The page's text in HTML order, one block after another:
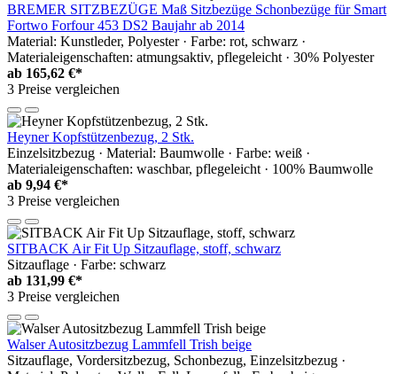
BREMER SITZBEZÜGE Maß Sitzbezüge Schonbezüge für Smart
Fortwo Forfour 453 DS2 Baujahr ab 2014
Material: Kunstleder, Polyester · Farbe: rot, schwarz ·
Materialeigenschaften: atmungsaktiv, pflegeleicht · 30% Polyester
ab 165,62 €*
3 Preise vergleichen
Heyner Kopfstützenbezug, 2 Stk.
Einzelsitzbezug · Material: Baumwolle · Farbe: weiß ·
Materialeigenschaften: waschbar, pflegeleicht · 100% Baumwolle
ab 9,94 €*
3 Preise vergleichen
SITBACK Air Fit Up Sitzauflage, stoff, schwarz
Sitzauflage · Farbe: schwarz
ab 131,99 €*
3 Preise vergleichen
Walser Autositzbezug Lammfell Trish beige
Sitzauflage, Vordersitzbezug, Schonbezug, Einzelsitzbezug ·